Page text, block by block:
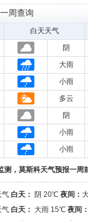
周查询
白天天气
阴
大雨
小雨
多云
阴
小雨
小雨
测，莫斯科天气预报一周
气 白天： 阴 20℃ 夜间：
气 白天： 大雨 15℃ 夜间：